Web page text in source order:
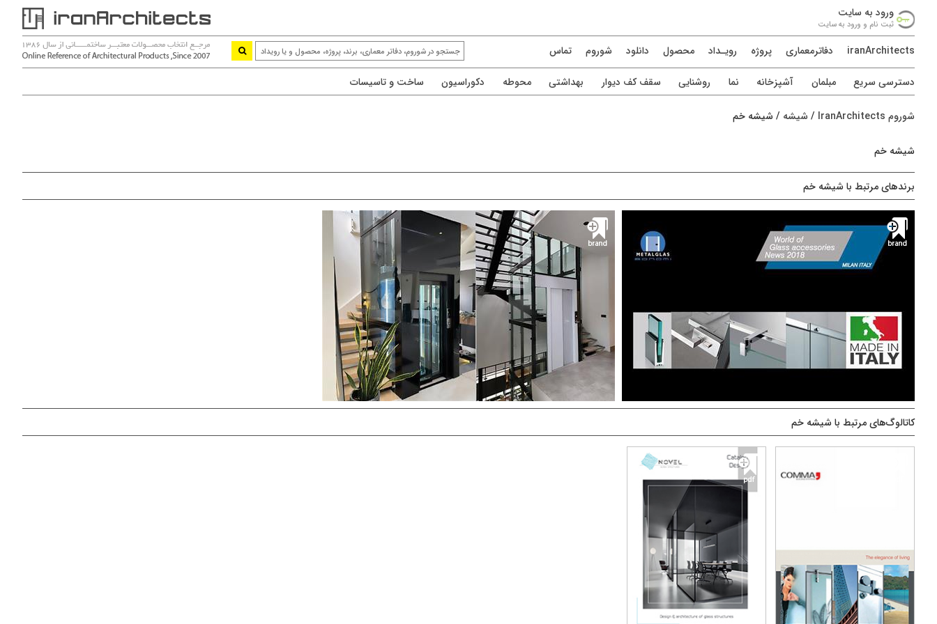
ورود به سايت
ثبت نام و ورود به سايت
iranArchitects دفاترمعماری پروژه رويـداد محصول دانلود شوروم تماس
دسترسی سريع مبلمان آشپزخانه نما روشنایی سقف کف دیوار بهداشتی محوطه دکوراسیون ساخت و تاسیسات
شوروم IranArchitects / شیشه / شیشه خم
شیشه خم
برندهای مرتبط با شیشه خم
کاما سیستم comma
نماینده انحصاری متال گلس ایتالیا
کاما نماینده انحصاری شرکت متال گلس ایتالیا
(Metalglas Bonomi/Since 1925) یکی از بزرگترین و
قدیمی ترین شرکت های تولیدکننده و توزیع کننده یراق
آلات شیشه واقع در شهر برشا در نزدیکی میلان بود...
دريافت کاتالوگ
مشــــــاهده
کاتالوگ‌های مرتبط با شیشه خم